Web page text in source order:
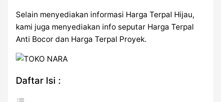
Selain menyediakan informasi Harga Terpal Hijau,
kami juga menyediakan info seputar Harga Terpal
Anti Bocor dan Harga Terpal Proyek.
Daftar Isi :